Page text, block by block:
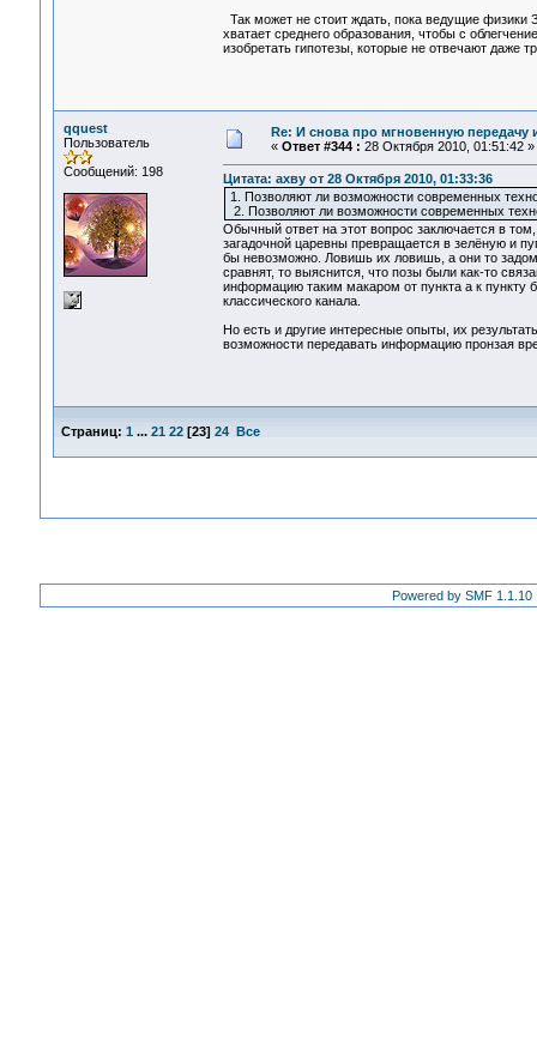
Так может не стоит ждать, пока ведущие
хватает среднего образования, чтобы с
изобретать гипотезы, которые не отвечают даже
qquest
Пользователь
Сообщений: 198
Re: И снова про мгновенную
« Ответ #344 : 28 Октября 2010, 01:51:42 »
Цитата: ахву от 28 Октября 2010, 01:33:36
1. Позволяют ли возможности современных
2. Позволяют ли возможности современных
Обычный ответ на этот вопрос заключается в
загадочной царевны превращается в зелёную и
бы невозможно. Ловишь их ловишь, а они то
сравнят, то выяснится, что позы были как-то
информацию таким макаром от пункта а к пункту
классического канала.
Но есть и другие интересные опыты, их
возможности передавать информацию пронзая
Страниц: 1 ... 21 22[23] 24 Все
Powered by SMF 1.1.10